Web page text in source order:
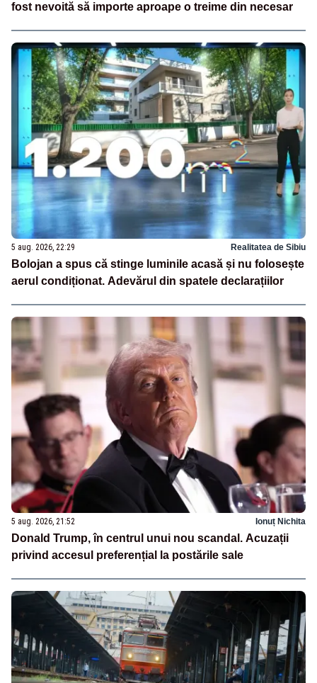
fost nevoită să importe aproape o treime din necesar
5 aug. 2026, 22:29 Realitatea de Sibiu
Bolojan a spus că stinge luminile acasă și nu folosește
aerul condiționat. Adevărul din spatele declarațiilor
5 aug. 2026, 21:52 Ionuț Nichita
Donald Trump, în centrul unui nou scandal. Acuzații
privind accesul preferențial la postările sale